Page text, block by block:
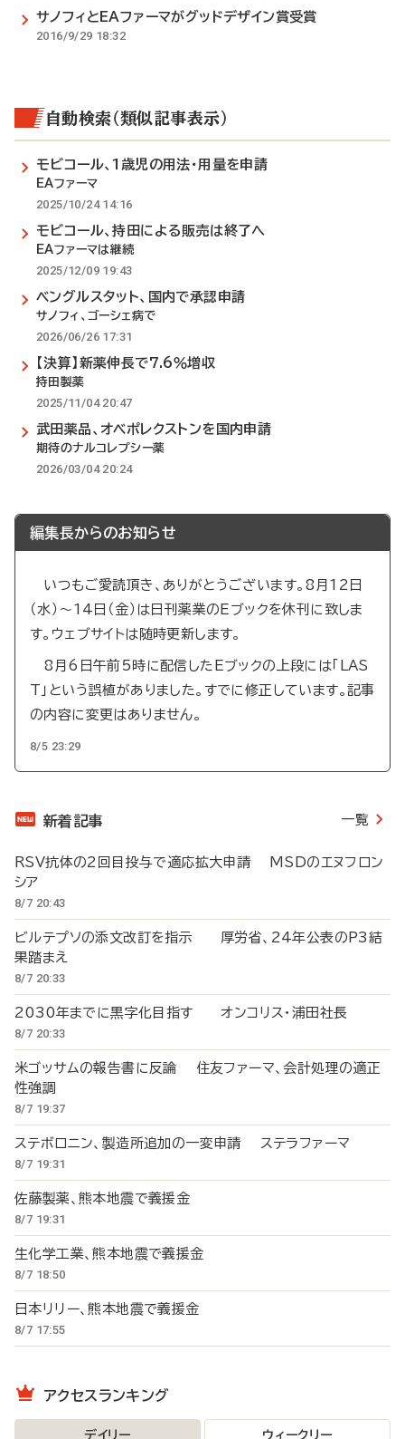
サノフィとEAファーマがグッドデザイン賞受賞
2016/9/29 18:32
自動検索（類似記事表示）
モビコール、1歳児の用法・用量を申請
EAファーマ
2025/10/24 14:16
モビコール、持田による販売は終了へ
EAファーマは継続
2025/12/09 19:43
ベングルスタット、国内で承認申請
サノフィ、ゴーシェ病で
2026/06/26 17:31
【決算】新薬伸長で7.6％増収
持田製薬
2025/11/04 20:47
武田薬品、オベポレクストンを国内申請
期待のナルコレプシー薬
2026/03/04 20:24
編集長からのお知らせ
いつもご愛読頂き、ありがとうございます。8月12日
（水）～14日（金）は日刊薬業のEブックを休刊に致しま
す。ウェブサイトは随時更新します。
8月6日午前5時に配信したEブックの上段には「LAS
T」という誤植がありました。すでに修正しています。記事
の内容に変更はありません。
8/5 23:29
新着記事 一覧
RSV抗体の2回目投与で適応拡大申請 MSDのエヌフロン
シア
8/7 20:43
ビルテプソの添文改訂を指示 厚労省、24年公表のP3結
果踏まえ
8/7 20:33
2030年までに黒字化目指す オンコリス・浦田社長
8/7 20:33
米ゴッサムの報告書に反論 住友ファーマ、会計処理の適正
性強調
8/7 19:37
ステボロニン、製造所追加の一変申請 ステラファーマ
8/7 19:31
佐藤製薬、熊本地震で義援金
8/7 19:31
生化学工業、熊本地震で義援金
8/7 18:50
日本リリー、熊本地震で義援金
8/7 17:55
アクセスランキング
デイリー ウィークリー